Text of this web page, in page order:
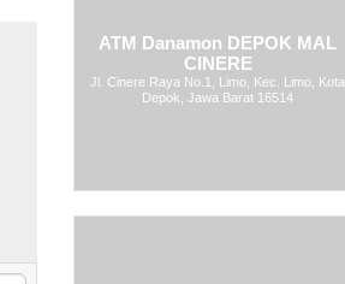
ATM Danamon DEPOK MAL
CINERE
Jl. Cinere Raya No.1, Limo, Kec. Limo, Kota
Depok, Jawa Barat 16514